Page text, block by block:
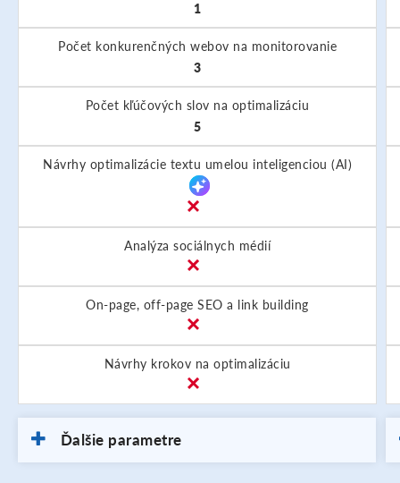
1
Počet konkurenčných webov na monitorovanie
3
Počet kľúčových slov na optimalizáciu
5
Návrhy optimalizácie textu umelou inteligenciou (AI)
Analýza sociálnych médií
On-page, off-page SEO a link building
Návrhy krokov na optimalizáciu
Ďalšie parametre